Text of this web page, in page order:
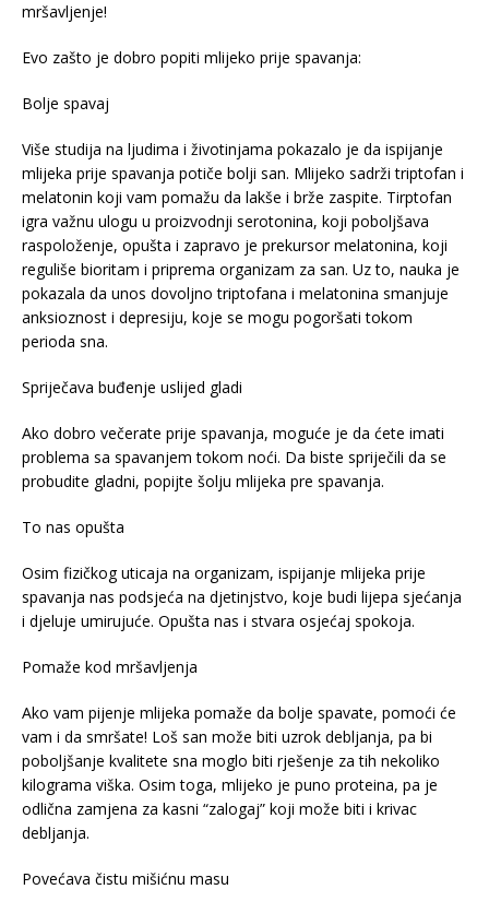
mršavljenje!
Evo zašto je dobro popiti mlijeko prije spavanja:
Bolje spavaj
Više studija na ljudima i životinjama pokazalo je da ispijanje
mlijeka prije spavanja potiče bolji san. Mlijeko sadrži triptofan i
melatonin koji vam pomažu da lakše i brže zaspite. Tirptofan
igra važnu ulogu u proizvodnji serotonina, koji poboljšava
raspoloženje, opušta i zapravo je prekursor melatonina, koji
reguliše bioritam i priprema organizam za san. Uz to, nauka je
pokazala da unos dovoljno triptofana i melatonina smanjuje
anksioznost i depresiju, koje se mogu pogoršati tokom
perioda sna.
Spriječava buđenje uslijed gladi
Ako dobro večerate prije spavanja, moguće je da ćete imati
problema sa spavanjem tokom noći. Da biste spriječili da se
probudite gladni, popijte šolju mlijeka pre spavanja.
To nas opušta
Osim fizičkog uticaja na organizam, ispijanje mlijeka prije
spavanja nas podsjeća na djetinjstvo, koje budi lijepa sjećanja
i djeluje umirujuće. Opušta nas i stvara osjećaj spokoja.
Pomaže kod mršavljenja
Ako vam pijenje mlijeka pomaže da bolje spavate, pomoći će
vam i da smršate! Loš san može biti uzrok debljanja, pa bi
poboljšanje kvalitete sna moglo biti rješenje za tih nekoliko
kilograma viška. Osim toga, mlijeko je puno proteina, pa je
odlična zamjena za kasni “zalogaj” koji može biti i krivac
debljanja.
Povećava čistu mišićnu masu